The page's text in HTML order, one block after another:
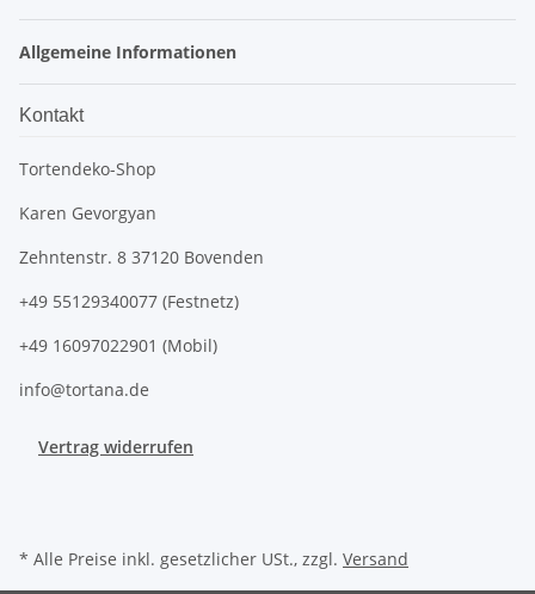
Allgemeine Informationen
Kontakt
Tortendeko-Shop
Karen Gevorgyan
Zehntenstr. 8 37120 Bovenden
+49 55129340077 (Festnetz)
+49 16097022901 (Mobil)
info@tortana.de
Vertrag widerrufen
* Alle Preise inkl. gesetzlicher USt., zzgl. Versand